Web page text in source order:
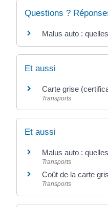
Questions ?
Malus auto :
Et aussi
Carte grise
Transports
Et aussi
Malus auto :
Transports
Coût de la carte
Transports